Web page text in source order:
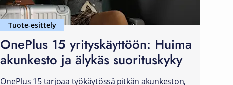
Tuote-esittely
OnePlus 15 yrityskäyttöön: Huima
akunkesto ja älykäs suorituskyky
OnePlus 15 tarjoaa työkäytössä pitkän akunkeston,